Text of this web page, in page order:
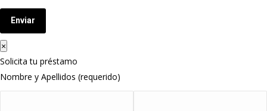
Enviar
×
Solicita tu préstamo
Nombre y Apellidos (requerido)